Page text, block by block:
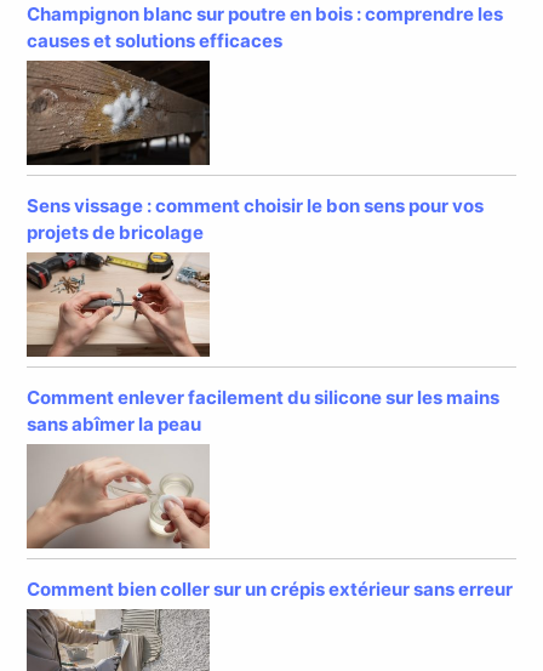
Champignon blanc sur poutre en bois : comprendre les
causes et solutions efficaces
Sens vissage : comment choisir le bon sens pour vos
projets de bricolage
Comment enlever facilement du silicone sur les mains
sans abîmer la peau
Comment bien coller sur un crépis extérieur sans erreur